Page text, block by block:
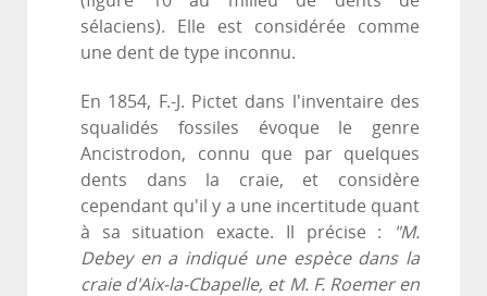
sélaciens). Elle est considérée comme
une dent de type inconnu.
En 1854, F.-J. Pictet dans l'inventaire des
squalidés fossiles évoque le genre
Ancistrodon, connu que par quelques
dents dans la craie, et considère
cependant qu'il y a une incertitude quant
à sa situation exacte. Il précise :
"M.
Debey en a indiqué une espèce dans la
craie d'Aix-la-Cbapelle, et M. F. Roemer en